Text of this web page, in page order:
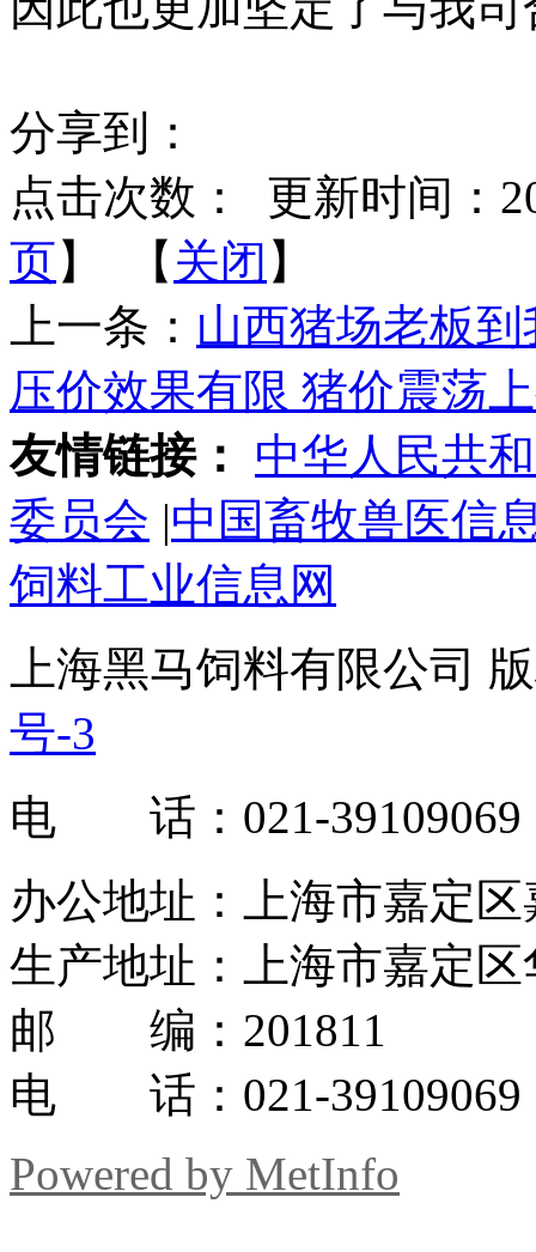
分享到：
点击次数：
更新时间：
页】 【 关闭 】
上一条： 山西猪场老板
压价效果有限 猪价震荡
友情链接：
中华人民共
委员会 |中国畜牧兽医信
饲料工业信息网
上海黑马饲料有限公司
号-3
电 话：021-39109069
办公地址：上海市嘉定
生产地址：上海市嘉定
邮 编：201811
电 话：021-39109069
Powered by MetInfo